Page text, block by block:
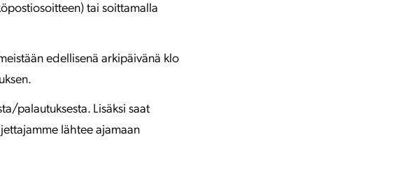
tai soittamalla
edellisenä arkipäivänä klo
palautuksesta. Lisäksi saat
lähtee ajamaan